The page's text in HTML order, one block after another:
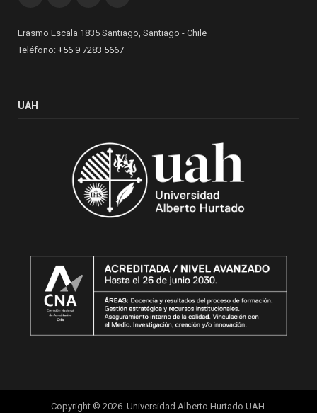
Erasmo Escala 1835 Santiago, Santiago - Chile
Teléfono: +56 9 7283 5667
UAH
Copyright © 2026. Universidad Alberto Hurtado UAH.